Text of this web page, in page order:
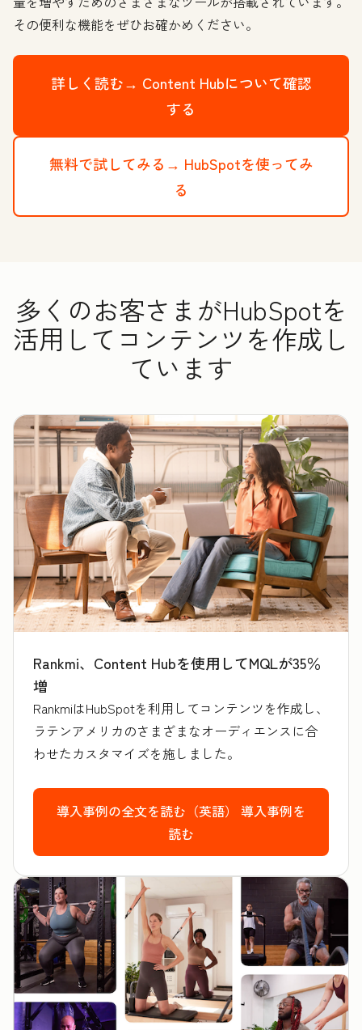
その便利な機能をぜひお確かめください。
詳しく読む→ Content Hubについて確認
する
無料で試してみる→ HubSpotを使ってみ
る
多くのお客さまがHubSpotを
活用してコンテンツを作成し
ています
Rankmi、Content Hubを使用してMQLが35％
増
RankmiはHubSpotを利用してコンテンツを作成し、
ラテンアメリカのさまざまなオーディエンスに合
わせたカスタマイズを施しました。
導入事例の全文を読む（英語） 導入事例を
読む